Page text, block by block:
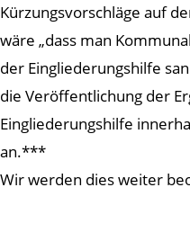
Kürzungsvorschläge auf
wäre „dass man
der Eingliederungshilfe
die Veröffentlichung der
Eingliederungshilfe
an.***
Wir werden dies weiter